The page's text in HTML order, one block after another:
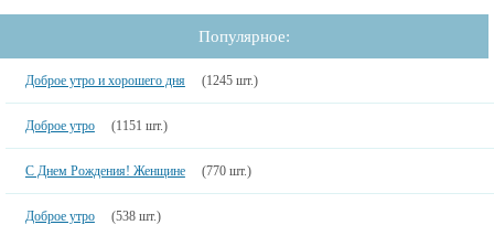
Популярное:
Доброе утро и хорошего дня (1245 шт.)
Доброе утро (1151 шт.)
С Днем Рождения! Женщине (770 шт.)
Доброе утро (538 шт.)